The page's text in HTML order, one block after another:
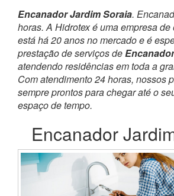
Encanador Jardim Soraia.
horas. A Hidrotex é uma empresa
está há 20 anos no mercado e é
prestação de serviços de
atendendo residências em toda a
Com atendimento 24 horas, nossos
sempre prontos para chegar até o
espaço de tempo.
Encanador